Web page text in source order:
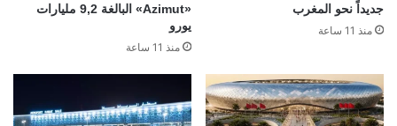
جديداً نحو المغرب
منذ 11 ساعة
«Azimut» البالغة 9,2 مليارات
يورو
منذ 11 ساعة